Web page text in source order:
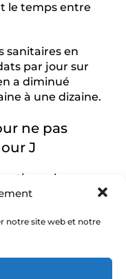
notre site web et notre
le temps entre
sanitaires en
par jour sur
a diminué
à une dizaine.
ne pas
J
les
la main et pour
de l’examen
vos